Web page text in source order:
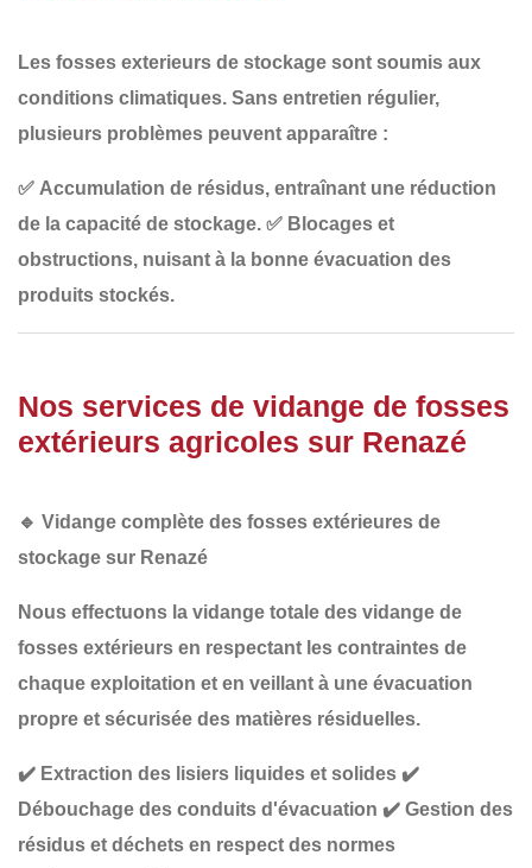
Les fosses exterieurs de stockage sont soumis aux
conditions climatiques. Sans entretien régulier,
plusieurs problèmes peuvent apparaître :
✅ Accumulation de résidus, entraînant une réduction
de la capacité de stockage. ✅ Blocages et
obstructions, nuisant à la bonne évacuation des
produits stockés.
Nos services de vidange de fosses
extérieurs agricoles sur Renazé
🔹 Vidange complète des fosses extérieures de
stockage sur Renazé
Nous effectuons la vidange totale des vidange de
fosses extérieurs en respectant les contraintes de
chaque exploitation et en veillant à une évacuation
propre et sécurisée des matières résiduelles.
✔️ Extraction des lisiers liquides et solides ✔️
Débouchage des conduits d'évacuation ✔️ Gestion des
résidus et déchets en respect des normes